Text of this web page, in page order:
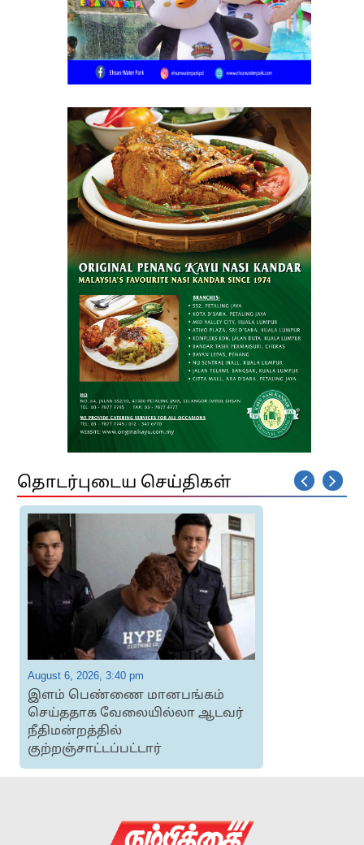
தொடர்புடைய செய்திகள்
August 6, 2026, 3:40 pm
இளம் பெண்ணை மானபங்கம்
செய்ததாக வேலையில்லா ஆடவர்
நீதிமன்றத்தில்
குற்றஞ்சாட்டப்பட்டார்